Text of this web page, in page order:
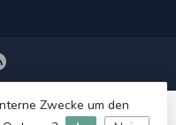
Zwecke um den